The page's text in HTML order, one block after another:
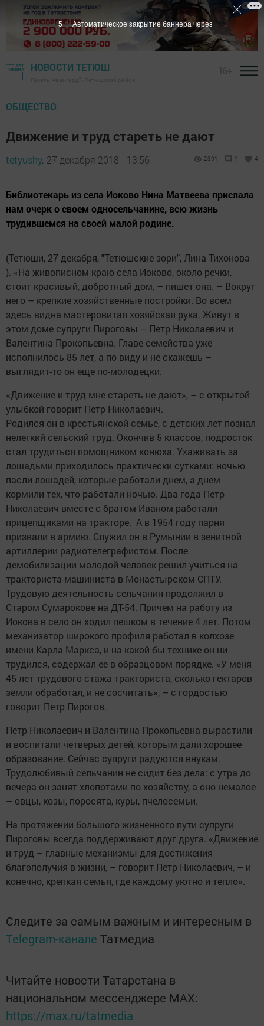
НОВОСТИ ТЕТЮШ
ОБЩЕСТВО
Движение и труд стареть не дают
tetyushy, 27 декабря 2018 - 13:56 2391 1 4
Библиотекарь из села Иоково Нина Матвеева прислала
нам очерк о своем односельчанине, всю жизнь
трудившемся на своей малой родине.
(Тетюши, 27 декабря, "Тетюшские зори", Лина Тихонова
). «На живописном краю села Иоково, около речки,
стоит красивый, добротный дом, – пишет она. – Вокруг
него – крепкие хозяйственные постройки. Во всем
здесь видна мастеровитая хозяйская рука. Живут в
этом доме супруги Пироговы – Петр Николаевич и
Валентина Прокопьевна. Главе семейства уже
исполнилось 85 лет, а по виду и не скажешь –
выглядит-то он еще по-молодецки.
«Движение и труд мне стареть не дают», – с открытой
улыбкой говорит Петр Николаевич.
Родился он в крестьянской семье, с детских лет познал
нелегкий сельский труд. Окончив ­5 классов, подросток
стал трудиться помощником конюха. Ухаживать за
лошадьми приходилось практически сутками: ночью
пасли лошадей, которые работали днем, а днем
кормили тех, что работали ночью. Два года Петр
Николаевич вместе с братом Иваном работали
прицепщиками на тракторе. А в 1954 году парня
призвали в армию. Служил он в Румынии в зенитной
артиллерии радиотелеграфистом. После
демобилизации молодой человек решил учиться на
тракториста-машиниста в Монастырском СПТУ.
Трудовую деятельность сельчанин продолжил в
Старом Сумарокове на ДТ-54. Причем на работу из
Иокова в село он ходил пешком в течение 4 лет. Потом
механизатор широкого профиля работал в колхозе
имени Карла Маркса, и на какой бы технике он ни
трудился, содержал ее в образцовом порядке. «У меня
45 лет трудового стажа тракториста, сколько гектаров
земли обработал, и не сосчитать», – с гордостью
говорит Петр Пирогов.
Петр Николаевич и Валентина Прокопьевна вырас­тили
и воспитали четверых детей, которым дали хорошее
образование. Сейчас супруги радуются внукам.
Трудолюбивый сельчанин не сидит без дела: с утра до
вечера он занят хлопотами по хозяйству, а оно немалое
– овцы, козы, поросята, куры, пчелосемьи.
На протяжении большого жизненного пути суп­руги
Пироговы всегда поддерживают друг друга. «Движение
и труд – главные механизмы для дос­тижения
благополучия в жизни, – говорит Петр Николаевич, – и
конечно, крепкая семья, где каж­дому уютно и тепло».
Следите за самым важным и интересным в
Telegram-канале Татмедиа
Читайте новости Татарстана в
национальном мессенджере MАХ:
https://max.ru/tatmedia
4 Автоматическое закрытие баннера через